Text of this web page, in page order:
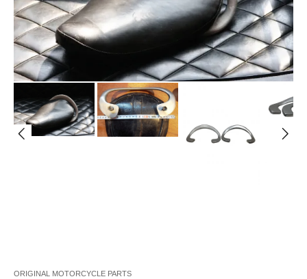
ORIGINAL MOTORCYCLE PARTS